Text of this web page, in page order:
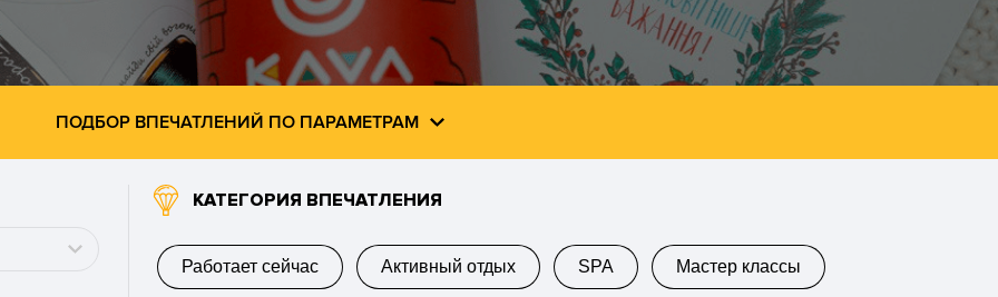
ПОДБОР ВПЕЧАТЛЕНИЙ ПО ПАРАМЕТРАМ
КАТЕГОРИЯ ВПЕЧАТЛЕНИЯ
Работает сейчас Активный отдых SPA Мастер классы